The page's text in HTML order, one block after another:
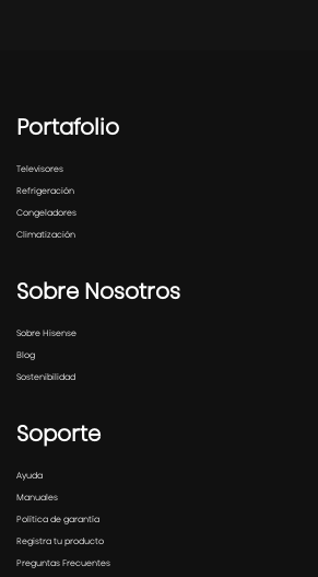
Portafolio
Televisores
Refrigeración
Congeladores
Climatización
Sobre Nosotros
Sobre Hisense
Blog
Sostenibilidad
Soporte
Ayuda
Manuales
Política de garantía
Registra tu producto
Preguntas Frecuentes